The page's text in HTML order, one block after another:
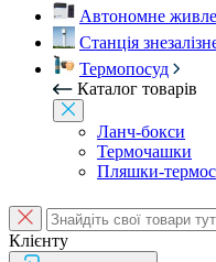
Автономне
Станція
Термопосуд
Каталог товарів
Ланч-бокси
Термочашки
Пляшки-
Клієнту